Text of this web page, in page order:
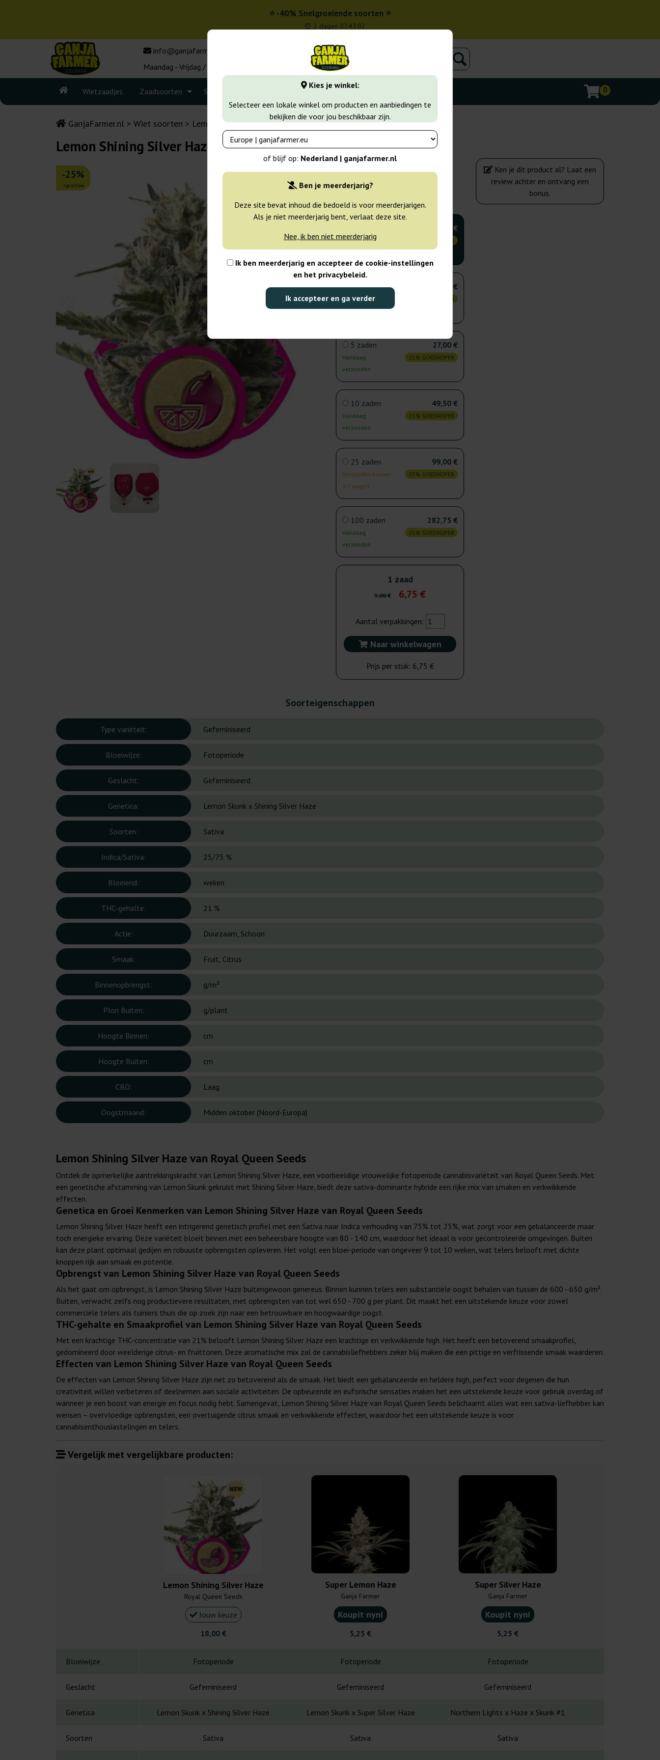
Kies je winkel:
Selecteer een lokale winkel om producten en aanbiedingen te
bekijken die voor jou beschikbaar zijn.
of blijf op: Nederland | ganjafarmer.nl
Ben je meerderjarig?
Deze site bevat inhoud die bedoeld is voor meerderjarigen.
Als je niet meerderjarig bent, verlaat deze site.
Nee, ik ben niet meerderjarig
Ik ben meerderjarig en accepteer de cookie-instellingen
en het privacybeleid.
Ik accepteer en ga verder
⭐ -40% Snelgroeiende soorten ⭐
⏰ 2 dagen 07:43:01
info@ganjafarmer.nl
Maandag - Vrijdag / 10:00 - 16:00
Wietzaadjes Zaadsoorten Seedbanks Meer 0
GanjaFarmer.nl Wiet soorten Lemon Haze Lemon Shining Silver Haze
Lemon Shining Silver Haze Royal Queen Seeds
-25%
+gratisie
Breeder:
Royal Queen Seeds
Originele verpakking:
Vandaag
6,75 €
25% GOEDKOPER
3 zaden
Vandaag
verzonden
18,00 €
25% GOEDKOPER
5 zaden
Vandaag
verzonden
27,00 €
25% GOEDKOPER
10 zaden
Vandaag
verzonden
49,50 €
25% GOEDKOPER
25 zaden
Verzonden binnen
3-7 dagen
99,00 €
25% GOEDKOPER
100 zaden
Vandaag
verzonden
282,75 €
25% GOEDKOPER
1 zaad
9,00 € 6,75 €
Aantal verpakkingen:
Naar winkelwagen
Prijs per stuk: 6,75 €
Ken je dit product al? Laat een
review achter en ontvang een
bonus.
Soorteigenschappen
Type variëteit: Gefeminiseerd
Bloeiwijze: Fotoperiode
Geslacht: Gefeminiseerd
Genetica: Lemon Skunk x Shining Silver Haze
Soorten: Sativa
Indica/Sativa: 25/75 %
Bloeiend: weken
THC-gehalte: 21 %
Actie: Duurzaam, Schoon
Smaak: Fruit, Citrus
Binnenopbrengst: g/m²
Plon Buiten: g/plant
Hoogte Binnen: cm
Hoogte Buiten: cm
CBD: Laag
Oogstmaand: Midden oktober (Noord-Europa)
Lemon Shining Silver Haze van Royal Queen Seeds
Ontdek de opmerkelijke aantrekkingskracht van Lemon Shining Silver Haze, een voorbeeldige vrouwelijke fotoperiode cannabisvariëteit van Royal Queen Seeds. Met
een genetische afstamming van Lemon Skunk gekruist met Shining Silver Haze, biedt deze sativa-dominante hybride een rijke mix van smaken en verkwikkende
effecten.
Genetica en Groei Kenmerken van Lemon Shining Silver Haze van Royal Queen Seeds
Lemon Shining Silver Haze heeft een intrigerend genetisch profiel met een Sativa naar Indica verhouding van 75% tot 25%, wat zorgt voor een gebalanceerde maar
toch energieke ervaring. Deze variëteit bloeit binnen met een beheersbare hoogte van 80 - 140 cm, waardoor het ideaal is voor gecontroleerde omgevingen. Buiten
kan deze plant optimaal gedijen en robuuste opbrengsten opleveren. Het volgt een bloei-periode van ongeveer 9 tot 10 weken, wat telers belooft met dichte
knoppen rijk aan smaak en potentie.
Opbrengst van Lemon Shining Silver Haze van Royal Queen Seeds
Als het gaat om opbrengst, is Lemon Shining Silver Haze buitengewoon genereus. Binnen kunnen telers een substantiële oogst behalen van tussen de 600 - 650 g/m².
Buiten, verwacht zelfs nog productievere resultaten, met opbrengsten van tot wel 650 - 700 g per plant. Dit maakt het een uitstekende keuze voor zowel
commerciële telers als tuiniers thuis die op zoek zijn naar een betrouwbare en hoogwaardige oogst.
THC-gehalte en Smaakprofiel van Lemon Shining Silver Haze van Royal Queen Seeds
Met een krachtige THC-concentratie van 21% belooft Lemon Shining Silver Haze een krachtige en verkwikkende high. Het heeft een betoverend smaakprofiel,
gedomineerd door weelderige citrus- en fruittonen. Deze aromatische mix zal de cannabisliefhebbers zeker blij maken die een pittige en verfrissende smaak waarderen.
Effecten van Lemon Shining Silver Haze van Royal Queen Seeds
De effecten van Lemon Shining Silver Haze zijn net zo betoverend als de smaak. Het biedt een gebalanceerde en heldere high, perfect voor degenen die hun
creativiteit willen verbeteren of deelnemen aan sociale activiteiten. De opbeurende en euforische sensaties maken het een uitstekende keuze voor gebruik overdag of
wanneer je een boost van energie en focus nodig hebt. Samengevat, Lemon Shining Silver Haze van Royal Queen Seeds belichaamt alles wat een sativa-liefhebber kan
wensen – overvloedige opbrengsten, een overtuigende citrus smaak en verkwikkende effecten, waardoor het een uitstekende keuze is voor
cannabisenthousiastelingen en telers.
Vergelijk met vergelijkbare producten:
Lemon Shining Silver Haze
Royal Queen Seeds
Jouw keuze
18,00 €
Super Lemon Haze
Ganja Farmer
Koupit nyní
5,25 €
Super Silver Haze
Ganja Farmer
Koupit nyní
5,25 €
Bloeiwijze Fotoperiode Fotoperiode Fotoperiode
Geslacht Gefeminiseerd Gefeminiseerd Gefeminiseerd
Genetica Lemon Skunk x Shining Silver Haze Lemon Skunk x Super Silver Haze Northern Lights x Haze x Skunk #1
Soorten Sativa Sativa Sativa